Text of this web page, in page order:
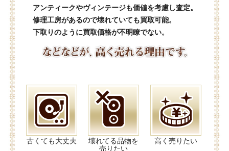
アンティークやヴィンテージも価値を考慮し査定。
修理工房があるので壊れていても買取可能。
下取りのように買取価格が不明瞭でない。
古くても大丈夫
壊れてる品物を
売りたい
高く売りたい